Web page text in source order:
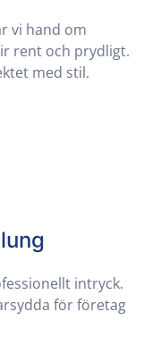
vi hand om
rent och prydligt.
med stil.
intryck.
för företag